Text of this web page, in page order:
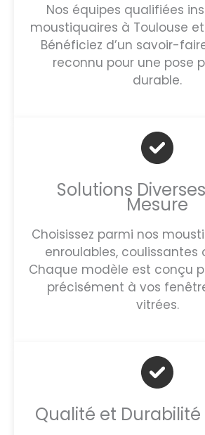
Nos équipes qualifiées
moustiquaires à Toulouse
Bénéficiez d’un savoir-
reconnu pour une pose
durable.
Solutions
Mesure
Choisissez parmi nos
enroulables, coulissantes
Chaque modèle est conçu
précisément à vos
vitrées.
Qualité et Durabilité